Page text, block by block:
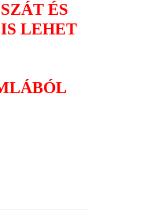
ÉS
LEHET